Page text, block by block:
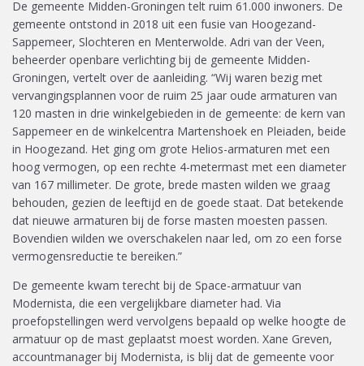
De gemeente Midden-Groningen telt ruim 61.000 inwoners. De
gemeente ontstond in 2018 uit een fusie van Hoogezand-
Sappemeer, Slochteren en Menterwolde. Adri van der Veen,
beheerder openbare verlichting bij de gemeente Midden-
Groningen, vertelt over de aanleiding. “Wij waren bezig met
vervangingsplannen voor de ruim 25 jaar oude armaturen van
120 masten in drie winkelgebieden in de gemeente: de kern van
Sappemeer en de winkelcentra Martenshoek en Pleiaden, beide
in Hoogezand. Het ging om grote Helios-armaturen met een
hoog vermogen, op een rechte 4-metermast met een diameter
van 167 millimeter. De grote, brede masten wilden we graag
behouden, gezien de leeftijd en de goede staat. Dat betekende
dat nieuwe armaturen bij de forse masten moesten passen.
Bovendien wilden we overschakelen naar led, om zo een forse
vermogensreductie te bereiken.”
De gemeente kwam terecht bij de Space-armatuur van
Modernista, die een vergelijkbare diameter had. Via
proefopstellingen werd vervolgens bepaald op welke hoogte de
armatuur op de mast geplaatst moest worden. Xane Greven,
accountmanager bij Modernista, is blij dat de gemeente voor